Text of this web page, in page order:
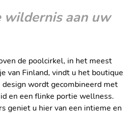
wildernis aan uw
de poolcirkel, in het meest
van Finland, vindt u het boutique
wordt gecombineerd met
en een flinke portie wellness.
geniet u hier van een intieme en